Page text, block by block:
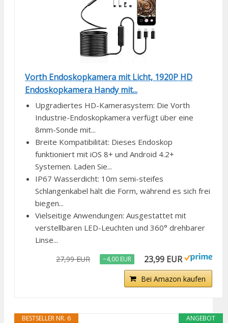
Vorth Endoskopkamera mit Licht, 1920P HD
Endoskopkamera Handy mit...
Upgradiertes HD-Kamerasystem: Die Vorth
Industrie-Endoskopkamera verfügt über eine
8mm-Sonde mit...
Breite Kompatibilität: Dieses Endoskop
funktioniert mit iOS 8+ und Android 4.2+
Systemen. Laden Sie...
IP67 Wasserdicht: 10m semi-steifes
Schlangenkabel hält die Form, während es sich frei
biegen...
Vielseitige Anwendungen: Ausgestattet mit
verstellbaren LED-Leuchten und 360° drehbarer
Linse...
27,99 EUR −4,00 EUR 23,99 EUR
Bei Amazon kaufen
ANGEBOT
BESTSELLER NR. 6